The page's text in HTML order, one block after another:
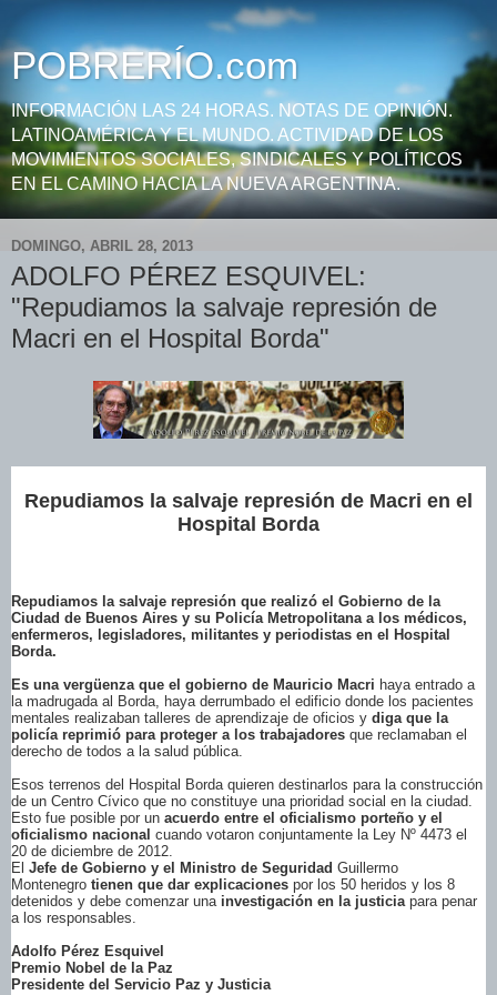
POBRERÍO.com
INFORMACIÓN LAS 24 HORAS. NOTAS DE OPINIÓN.
LATINOAMÉRICA Y EL MUNDO. ACTIVIDAD DE LOS
MOVIMIENTOS SOCIALES, SINDICALES Y POLÍTICOS
EN EL CAMINO HACIA LA NUEVA ARGENTINA.
DOMINGO, ABRIL 28, 2013
ADOLFO PÉREZ ESQUIVEL:
"Repudiamos la salvaje represión de
Macri en el Hospital Borda"
Repudiamos la salvaje represión de Macri en el
Hospital Borda
Repudiamos la salvaje represión que realizó el Gobierno de la
Ciudad de Buenos Aires y su Policía Metropolitana a los médicos,
enfermeros, legisladores, militantes y periodistas en el Hospital
Borda.
Es una vergüenza que el gobierno de Mauricio Macri haya entrado a
la madrugada al Borda, haya derrumbado el edificio donde los pacientes
mentales realizaban talleres de aprendizaje de oficios y diga que la
policía reprimió para proteger a los trabajadores que reclamaban el
derecho de todos a la salud pública.
Esos terrenos del Hospital Borda quieren destinarlos para la construcción
de un Centro Cívico que no constituye una prioridad social en la ciudad.
Esto fue posible por un acuerdo entre el oficialismo porteño y el
oficialismo nacional cuando votaron conjuntamente la Ley Nº 4473 el
20 de diciembre de 2012.
El Jefe de Gobierno y el Ministro de Seguridad Guillermo
Montenegro tienen que dar explicaciones por los 50 heridos y los 8
detenidos y debe comenzar una investigación en la justicia para penar
a los responsables.
Adolfo Pérez Esquivel
Premio Nobel de la Paz
Presidente del Servicio Paz y Justicia